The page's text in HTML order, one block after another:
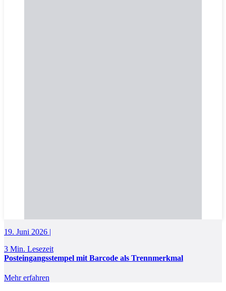
19. Juni 2026 |
3 Min. Lesezeit
Posteingangsstempel mit Barcode als Trennmerkmal
Mehr erfahren